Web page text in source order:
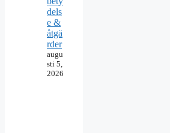
dels
e &
åtgä
rder
augu
sti 5,
2026